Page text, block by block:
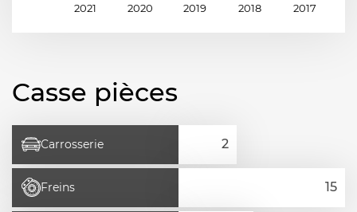
2021 2020 2019 2018 2017
Casse pièces
Carrosserie
Freins